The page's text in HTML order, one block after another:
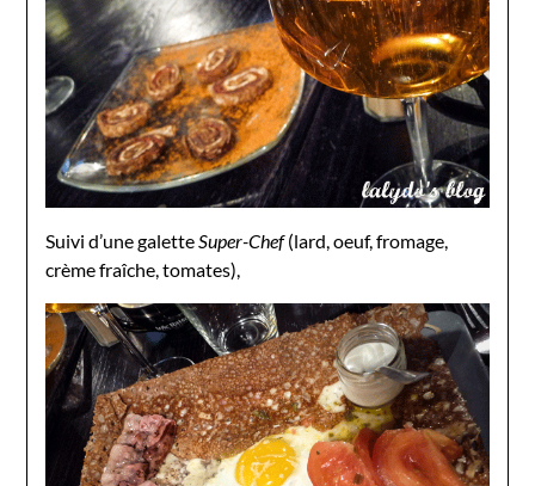
Suivi d’une galetteSuper-Chef(lard, oeuf, fromage,
crème fraîche, tomates),